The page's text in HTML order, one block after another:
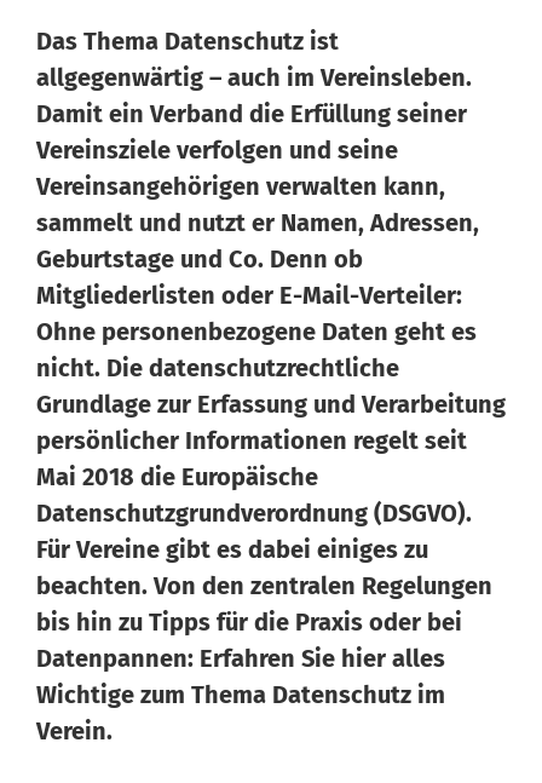
Das Thema Datenschutz ist
allgegenwärtig – auch im Vereinsleben.
Damit ein Verband die Erfüllung seiner
Vereinsziele verfolgen und seine
Vereinsangehörigen verwalten kann,
sammelt und nutzt er Namen, Adressen,
Geburtstage und Co. Denn ob
Mitgliederlisten oder E-Mail-Verteiler:
Ohne personenbezogene Daten geht es
nicht. Die datenschutzrechtliche
Grundlage zur Erfassung und Verarbeitung
persönlicher Informationen regelt seit
Mai 2018 die Europäische
Datenschutzgrundverordnung (DSGVO).
Für Vereine gibt es dabei einiges zu
beachten. Von den zentralen Regelungen
bis hin zu Tipps für die Praxis oder bei
Datenpannen: Erfahren Sie hier alles
Wichtige zum Thema Datenschutz im
Verein.